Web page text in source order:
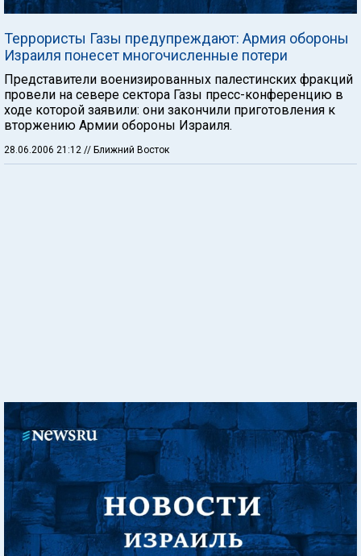
Террористы Газы предупреждают: Армия обороны
Израиля понесет многочисленные потери
Представители военизированных палестинских фракций
провели на севере сектора Газы пресс-конференцию в
ходе которой заявили: они закончили приготовления к
вторжению Армии обороны Израиля.
28.06.2006 21:12 // Ближний Восток